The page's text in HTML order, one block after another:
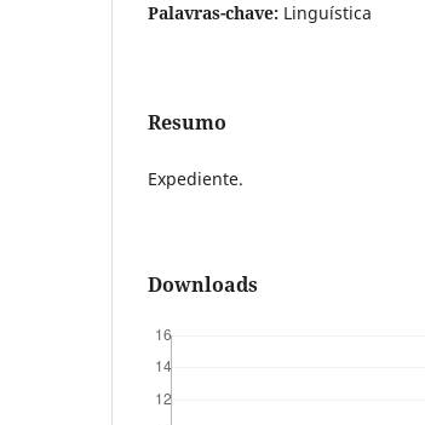
Palavras-chave: Linguística
Resumo
Expediente.
Downloads